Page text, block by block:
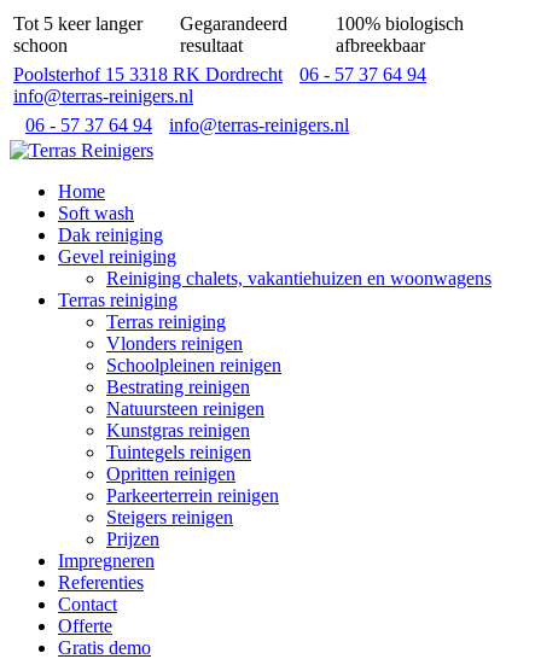
Tot 5 keer langer
schoon
Gegarandeerd
resultaat
100% biologisch
afbreekbaar
Poolsterhof 15 3318 RK Dordrecht
06 - 57 37 64 94
info@terras-reinigers.nl
06 - 57 37 64 94
info@terras-reinigers.nl
Home
Soft wash
Dak reiniging
Gevel reiniging
Reiniging chalets, vakantiehuizen en woonwagens
Terras reiniging
Terras reiniging
Vlonders reinigen
Schoolpleinen reinigen
Bestrating reinigen
Natuursteen reinigen
Kunstgras reinigen
Tuintegels reinigen
Opritten reinigen
Parkeerterrein reinigen
Steigers reinigen
Prijzen
Impregneren
Referenties
Contact
Offerte
Gratis demo